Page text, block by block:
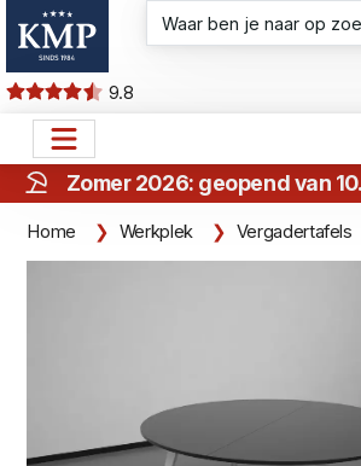
9.8
Zomer 2026: geopend van
Home Werkplek Vergadertafels